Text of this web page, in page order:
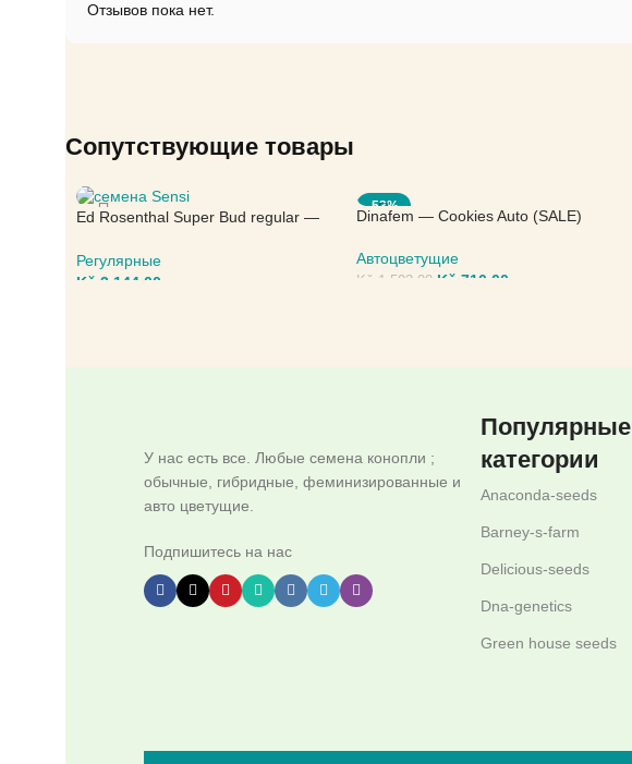
Отзывов пока нет.
Сопутствующие товары
Ed Rosenthal Super Bud regular —
Регулярные
Kč 3.144,00
-53%
Dinafem — Cookies Auto (SALE)
Автоцветущие
Kč 1.503,00 Kč 710,00
У нас есть все. Любые семена конопли ;
обычные, гибридные, феминизированные и
авто цветущие.
Подпишитесь на нас
Популярные
категории
Anaconda-seeds
Barney-s-farm
Delicious-seeds
Dna-genetics
Green house seeds